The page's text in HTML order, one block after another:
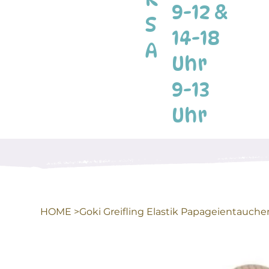
S
A
9-12 &
14-18
Uhr
9-13
Uhr
HOME >Goki Greifling Elastik